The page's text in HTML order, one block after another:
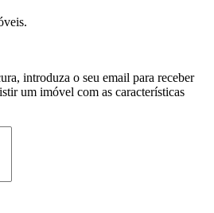
introduza o seu email para receber
um imóvel com as características